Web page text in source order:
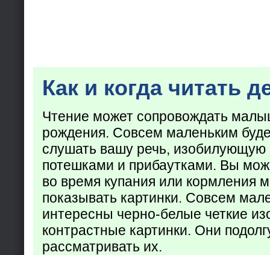
Как и когда читать
Чтение может сопровождать
рождения. Совсем маленьким
слушать вашу речь,
потешками и прибаутками. Вы
во время купания или кормления
показывать картинки. Совсем
интересны черно-белые четкие
контрастные картинки. Они
рассматривать их.